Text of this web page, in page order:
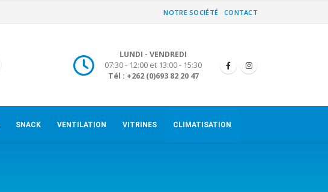
NOTRE SOCIÉTÉ CONTACT
LUNDI - VENDREDI
07:30 - 12:00 et 13:00 - 15:30
Tél : +262 (0)693 82 20 47
SNACK VENTILATION VITRINES CLIMATISATION